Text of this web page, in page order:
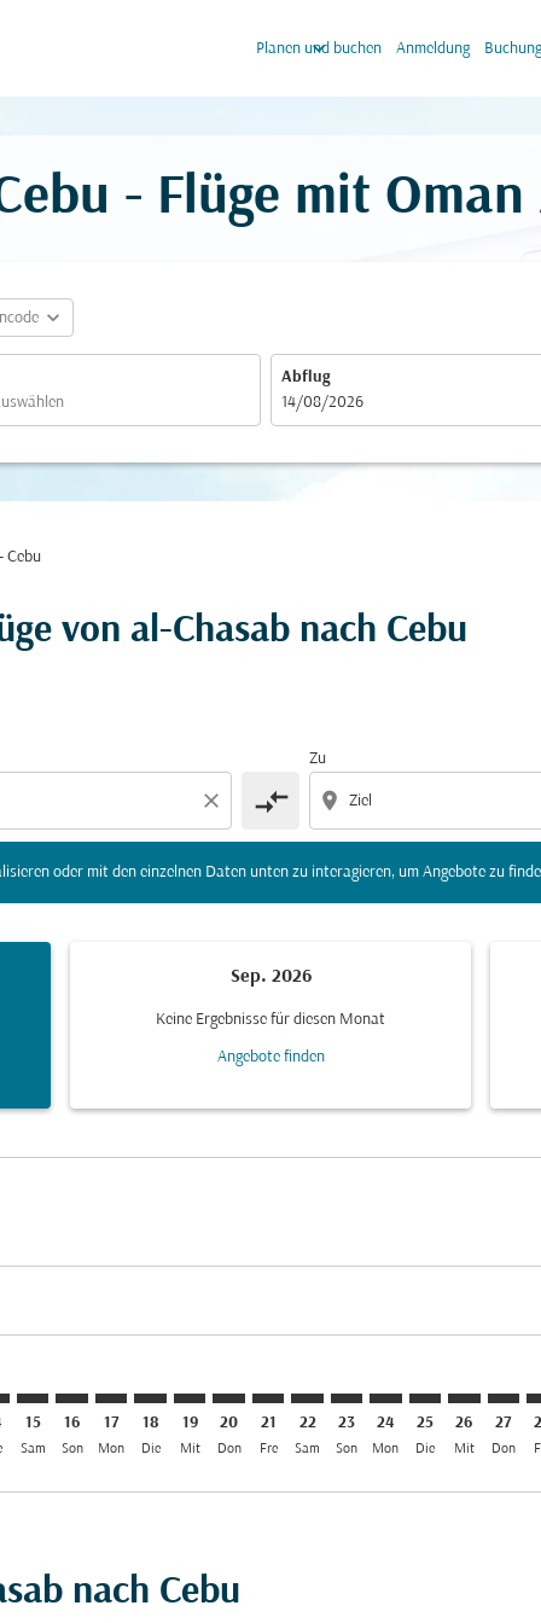
Planen und buchen
keyboard_arrow_down Anmeldung
- Flüge mit
expand_more
Abflug
fc-booking-departure-date-aria-label
14/08/2026
Cebu
von al-Chasab nach Cebu
close compare_arrows
Zu
location_on
oder mit den einzelnen Daten unten zu interagieren, um Angebote zu
Ziel) zu aktualisieren oder mit den einzelnen Daten
Sep. 2026
Keine Ergebnisse für diesen Monat
Angebote finden
15
Sam
16
Son
17
Mon
18
Die
19
Mit
KHS–CEB: cmp-view-offers-
20
Don
KHS–CEB: cmp-view-offers-
21
Fre
KHS–CEB: cmp-view-
22
Sam
KHS–CEB: cmp-view-
23
Son
KHS–CEB: cmp-
24
Mon
KHS–CEB:
25
Die
26
Mit
27
Don
nach Cebu